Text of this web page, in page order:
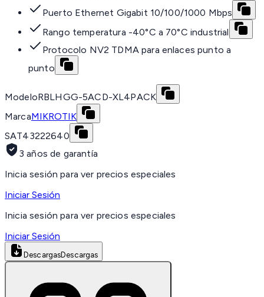
Puerto Ethernet Gigabit 10/100/1000 Mbps
Rango temperatura -40°C a 70°C industrial
Protocolo NV2 TDMA para enlaces punto a
punto
ModeloRBLHGG-5ACD-XL4PACK
MarcaMIKROTIK
SAT43222640
3 años de garantía
Inicia sesión para ver precios especiales
Iniciar Sesión
Inicia sesión para ver precios especiales
Iniciar Sesión
DescargasDescargas